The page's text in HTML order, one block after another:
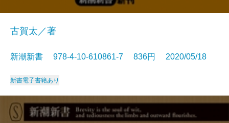
古賀太／著
新潮新書 978-4-10-610861-7 836円 2020/05/18
新書電子書籍あり